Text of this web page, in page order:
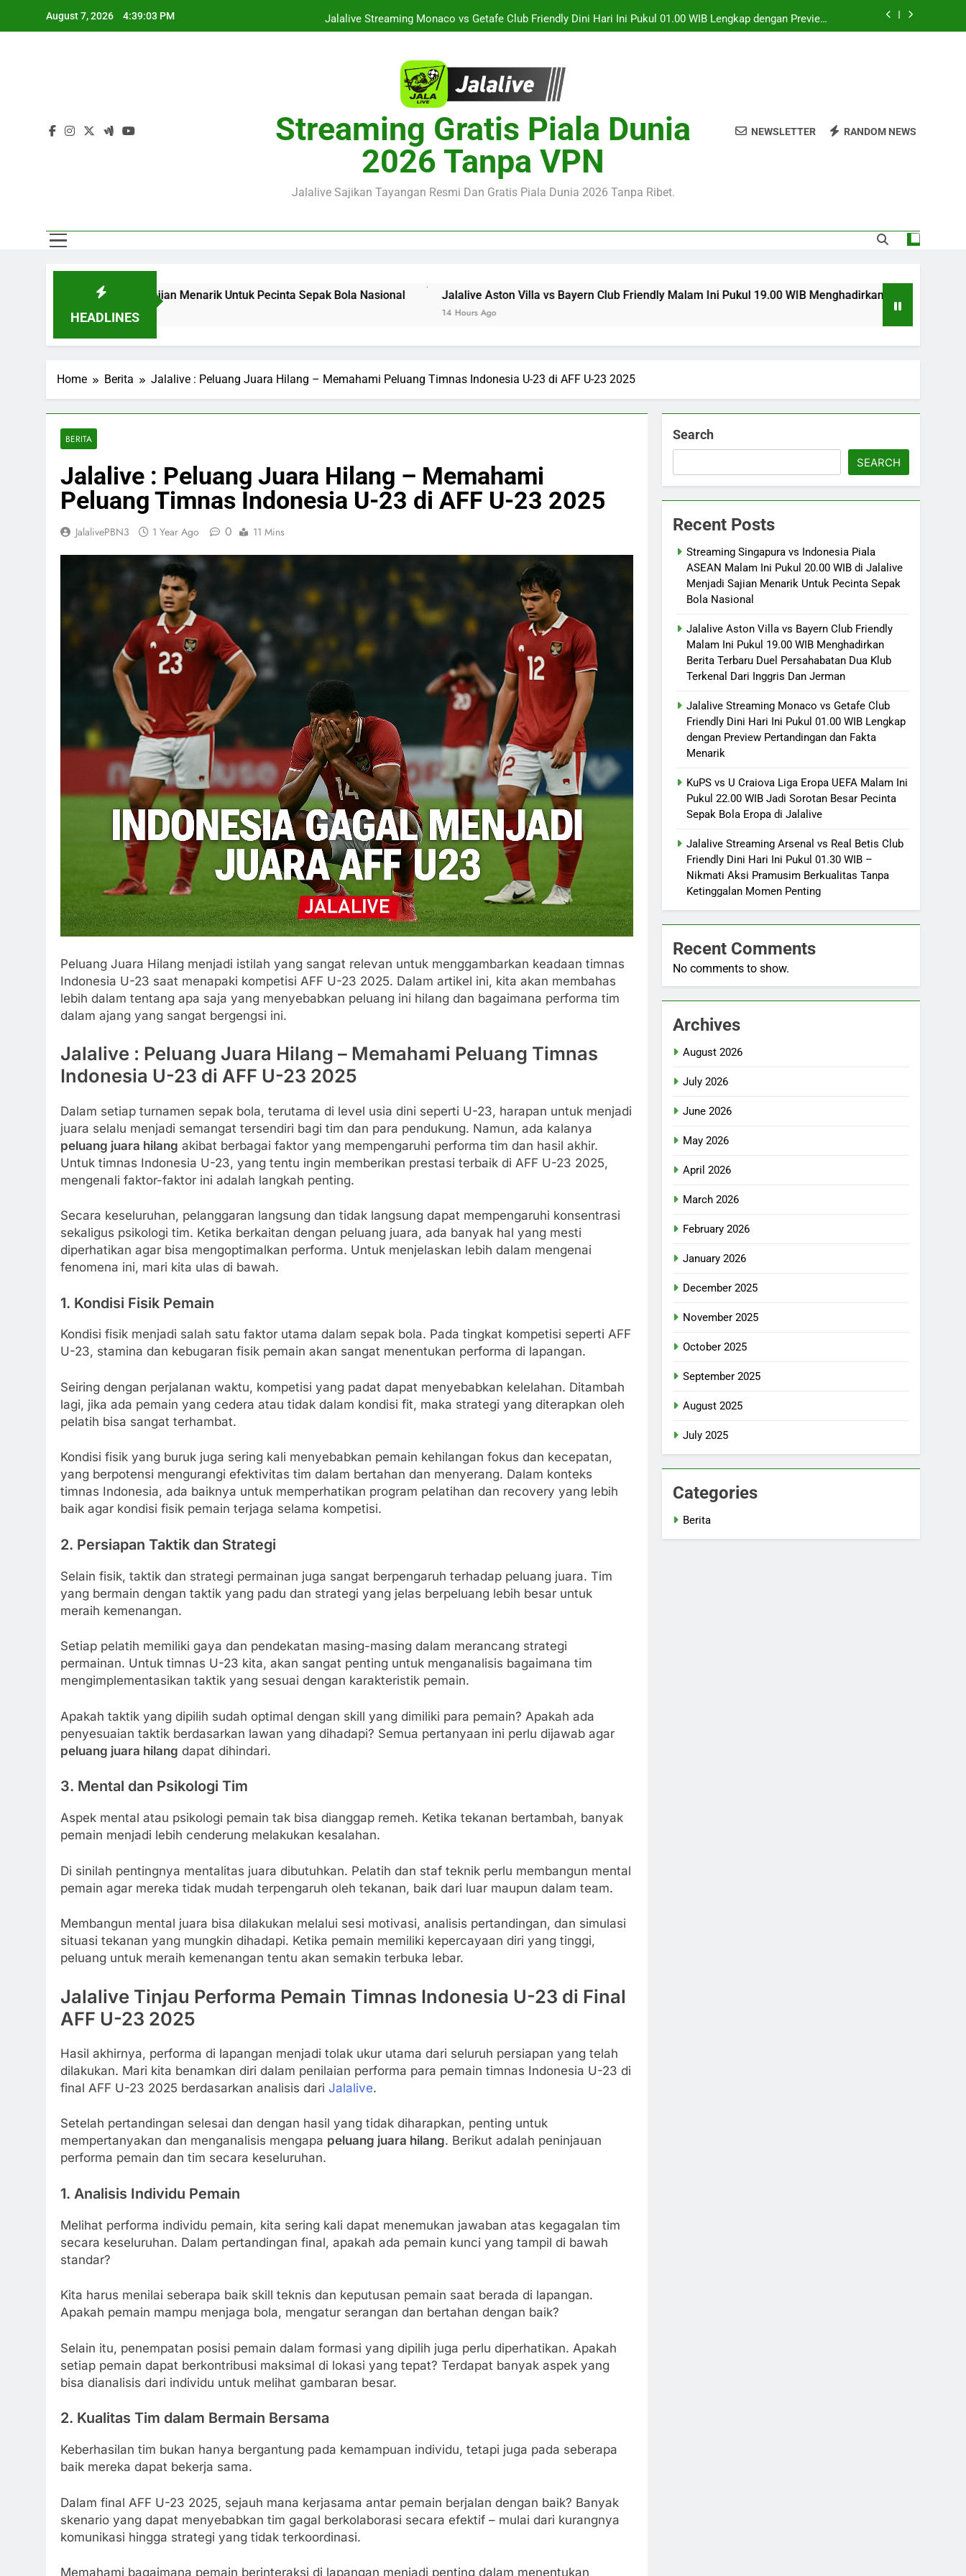
August 7, 2026 4:39:05 PM
Jalalive Streaming Monaco vs Getafe Club Friendly Dini Hari Ini Pukul 01.00 WIB Lengkap dengan Preview
Pertandingan dan Fakta Menarik
Streaming Singapura vs Indonesia Piala ASEAN Malam Ini Pukul 20.00 WIB di Jalalive Menjadi Sajian
Jalalive Aston Villa vs Bayern Club Friendly Malam Ini Pukul 19.00 WIB Menghadirkan Berita Terbaru Duel
Persahabatan Dua Klub Terkenal Dari Inggris Dan Jerman
Jalalive Streaming Monaco vs Getafe Club Friendly Dini Hari Ini Pukul 01.00 WIB Lengkap dengan Preview
KuPS vs U Craiova Liga Eropa UEFA Malam Ini Pukul 22.00 WIB Jadi Sorotan Besar Pecinta Sepak Bola
Streaming Gratis Piala Dunia
2026 Tanpa VPN
Jalalive Sajikan Tayangan Resmi Dan Gratis Piala Dunia 2026 Tanpa Ribet.
NEWSLETTER RANDOM NEWS
HEADLINES
Sajian Menarik Untuk Pecinta Sepak Bola Nasional Jalalive Aston Villa vs Bayern Club Friendly Malam Ini Pukul 19.00 WIB Menghadirkan Berita Terbaru Duel
Home Berita Jalalive : Peluang Juara Hilang – Memahami Peluang Timnas Indonesia U-23 di AFF U-23 2025
BERITA
Jalalive : Peluang Juara Hilang – Memahami
Peluang Timnas Indonesia U-23 di AFF U-23 2025
JalalivePBN3 1 Year Ago 0 11 Mins
Peluang Juara Hilang menjadi istilah yang sangat relevan untuk menggambarkan keadaan timnas
Indonesia U-23 saat menapaki kompetisi AFF U-23 2025. Dalam artikel ini, kita akan membahas
lebih dalam tentang apa saja yang menyebabkan peluang ini hilang dan bagaimana performa tim
dalam ajang yang sangat bergengsi ini.
Jalalive : Peluang Juara Hilang – Memahami Peluang Timnas
Indonesia U-23 di AFF U-23 2025
Dalam setiap turnamen sepak bola, terutama di level usia dini seperti U-23, harapan untuk menjadi
juara selalu menjadi semangat tersendiri bagi tim dan para pendukung. Namun, ada kalanya
peluang juara hilang akibat berbagai faktor yang mempengaruhi performa tim dan hasil akhir.
Untuk timnas Indonesia U-23, yang tentu ingin memberikan prestasi terbaik di AFF U-23 2025,
mengenali faktor-faktor ini adalah langkah penting.
Secara keseluruhan, pelanggaran langsung dan tidak langsung dapat mempengaruhi konsentrasi
sekaligus psikologi tim. Ketika berkaitan dengan peluang juara, ada banyak hal yang mesti
diperhatikan agar bisa mengoptimalkan performa. Untuk menjelaskan lebih dalam mengenai
fenomena ini, mari kita ulas di bawah.
1. Kondisi Fisik Pemain
Kondisi fisik menjadi salah satu faktor utama dalam sepak bola. Pada tingkat kompetisi seperti AFF
U-23, stamina dan kebugaran fisik pemain akan sangat menentukan performa di lapangan.
Seiring dengan perjalanan waktu, kompetisi yang padat dapat menyebabkan kelelahan. Ditambah
lagi, jika ada pemain yang cedera atau tidak dalam kondisi fit, maka strategi yang diterapkan oleh
pelatih bisa sangat terhambat.
Kondisi fisik yang buruk juga sering kali menyebabkan pemain kehilangan fokus dan kecepatan,
yang berpotensi mengurangi efektivitas tim dalam bertahan dan menyerang. Dalam konteks
timnas Indonesia, ada baiknya untuk memperhatikan program pelatihan dan recovery yang lebih
baik agar kondisi fisik pemain terjaga selama kompetisi.
2. Persiapan Taktik dan Strategi
Selain fisik, taktik dan strategi permainan juga sangat berpengaruh terhadap peluang juara. Tim
yang bermain dengan taktik yang padu dan strategi yang jelas berpeluang lebih besar untuk
meraih kemenangan.
Setiap pelatih memiliki gaya dan pendekatan masing-masing dalam merancang strategi
permainan. Untuk timnas U-23 kita, akan sangat penting untuk menganalisis bagaimana tim
mengimplementasikan taktik yang sesuai dengan karakteristik pemain.
Apakah taktik yang dipilih sudah optimal dengan skill yang dimiliki para pemain? Apakah ada
penyesuaian taktik berdasarkan lawan yang dihadapi? Semua pertanyaan ini perlu dijawab agar
peluang juara hilang dapat dihindari.
3. Mental dan Psikologi Tim
Aspek mental atau psikologi pemain tak bisa dianggap remeh. Ketika tekanan bertambah, banyak
pemain menjadi lebih cenderung melakukan kesalahan.
Di sinilah pentingnya mentalitas juara dibutuhkan. Pelatih dan staf teknik perlu membangun mental
pemain agar mereka tidak mudah terpengaruh oleh tekanan, baik dari luar maupun dalam team.
Membangun mental juara bisa dilakukan melalui sesi motivasi, analisis pertandingan, dan simulasi
situasi tekanan yang mungkin dihadapi. Ketika pemain memiliki kepercayaan diri yang tinggi,
peluang untuk meraih kemenangan tentu akan semakin terbuka lebar.
Jalalive Tinjau Performa Pemain Timnas Indonesia U-23 di Final
AFF U-23 2025
Hasil akhirnya, performa di lapangan menjadi tolak ukur utama dari seluruh persiapan yang telah
dilakukan. Mari kita benamkan diri dalam penilaian performa para pemain timnas Indonesia U-23 di
final AFF U-23 2025 berdasarkan analisis dari Jalalive.
Setelah pertandingan selesai dan dengan hasil yang tidak diharapkan, penting untuk
mempertanyakan dan menganalisis mengapa peluang juara hilang. Berikut adalah peninjauan
performa pemain dan tim secara keseluruhan.
1. Analisis Individu Pemain
Melihat performa individu pemain, kita sering kali dapat menemukan jawaban atas kegagalan tim
secara keseluruhan. Dalam pertandingan final, apakah ada pemain kunci yang tampil di bawah
standar?
Kita harus menilai seberapa baik skill teknis dan keputusan pemain saat berada di lapangan.
Apakah pemain mampu menjaga bola, mengatur serangan dan bertahan dengan baik?
Selain itu, penempatan posisi pemain dalam formasi yang dipilih juga perlu diperhatikan. Apakah
setiap pemain dapat berkontribusi maksimal di lokasi yang tepat? Terdapat banyak aspek yang
bisa dianalisis dari individu untuk melihat gambaran besar.
2. Kualitas Tim dalam Bermain Bersama
Keberhasilan tim bukan hanya bergantung pada kemampuan individu, tetapi juga pada seberapa
baik mereka dapat bekerja sama.
Dalam final AFF U-23 2025, sejauh mana kerjasama antar pemain berjalan dengan baik? Banyak
skenario yang dapat menyebabkan tim gagal berkolaborasi secara efektif – mulai dari kurangnya
komunikasi hingga strategi yang tidak terkoordinasi.
Memahami bagaimana pemain berinteraksi di lapangan menjadi penting dalam menentukan
Search
SEARCH
Recent Posts
Streaming Singapura vs Indonesia Piala
ASEAN Malam Ini Pukul 20.00 WIB di Jalalive
Menjadi Sajian Menarik Untuk Pecinta Sepak
Bola Nasional
Jalalive Aston Villa vs Bayern Club Friendly
Malam Ini Pukul 19.00 WIB Menghadirkan
Berita Terbaru Duel Persahabatan Dua Klub
Terkenal Dari Inggris Dan Jerman
Jalalive Streaming Monaco vs Getafe Club
Friendly Dini Hari Ini Pukul 01.00 WIB Lengkap
dengan Preview Pertandingan dan Fakta
Menarik
KuPS vs U Craiova Liga Eropa UEFA Malam Ini
Pukul 22.00 WIB Jadi Sorotan Besar Pecinta
Sepak Bola Eropa di Jalalive
Jalalive Streaming Arsenal vs Real Betis Club
Friendly Dini Hari Ini Pukul 01.30 WIB –
Nikmati Aksi Pramusim Berkualitas Tanpa
Ketinggalan Momen Penting
Recent Comments
No comments to show.
Archives
August 2026
July 2026
June 2026
May 2026
April 2026
March 2026
February 2026
January 2026
December 2025
November 2025
October 2025
September 2025
August 2025
July 2025
Categories
Berita